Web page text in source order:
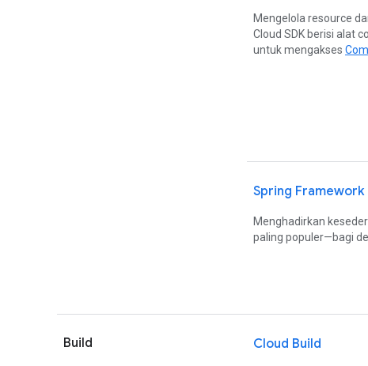
Mengelola resource
Cloud SDK berisi alat
untuk mengakses
Spring
Menghadirkan
paling populer—bagi
Build Cloud Build